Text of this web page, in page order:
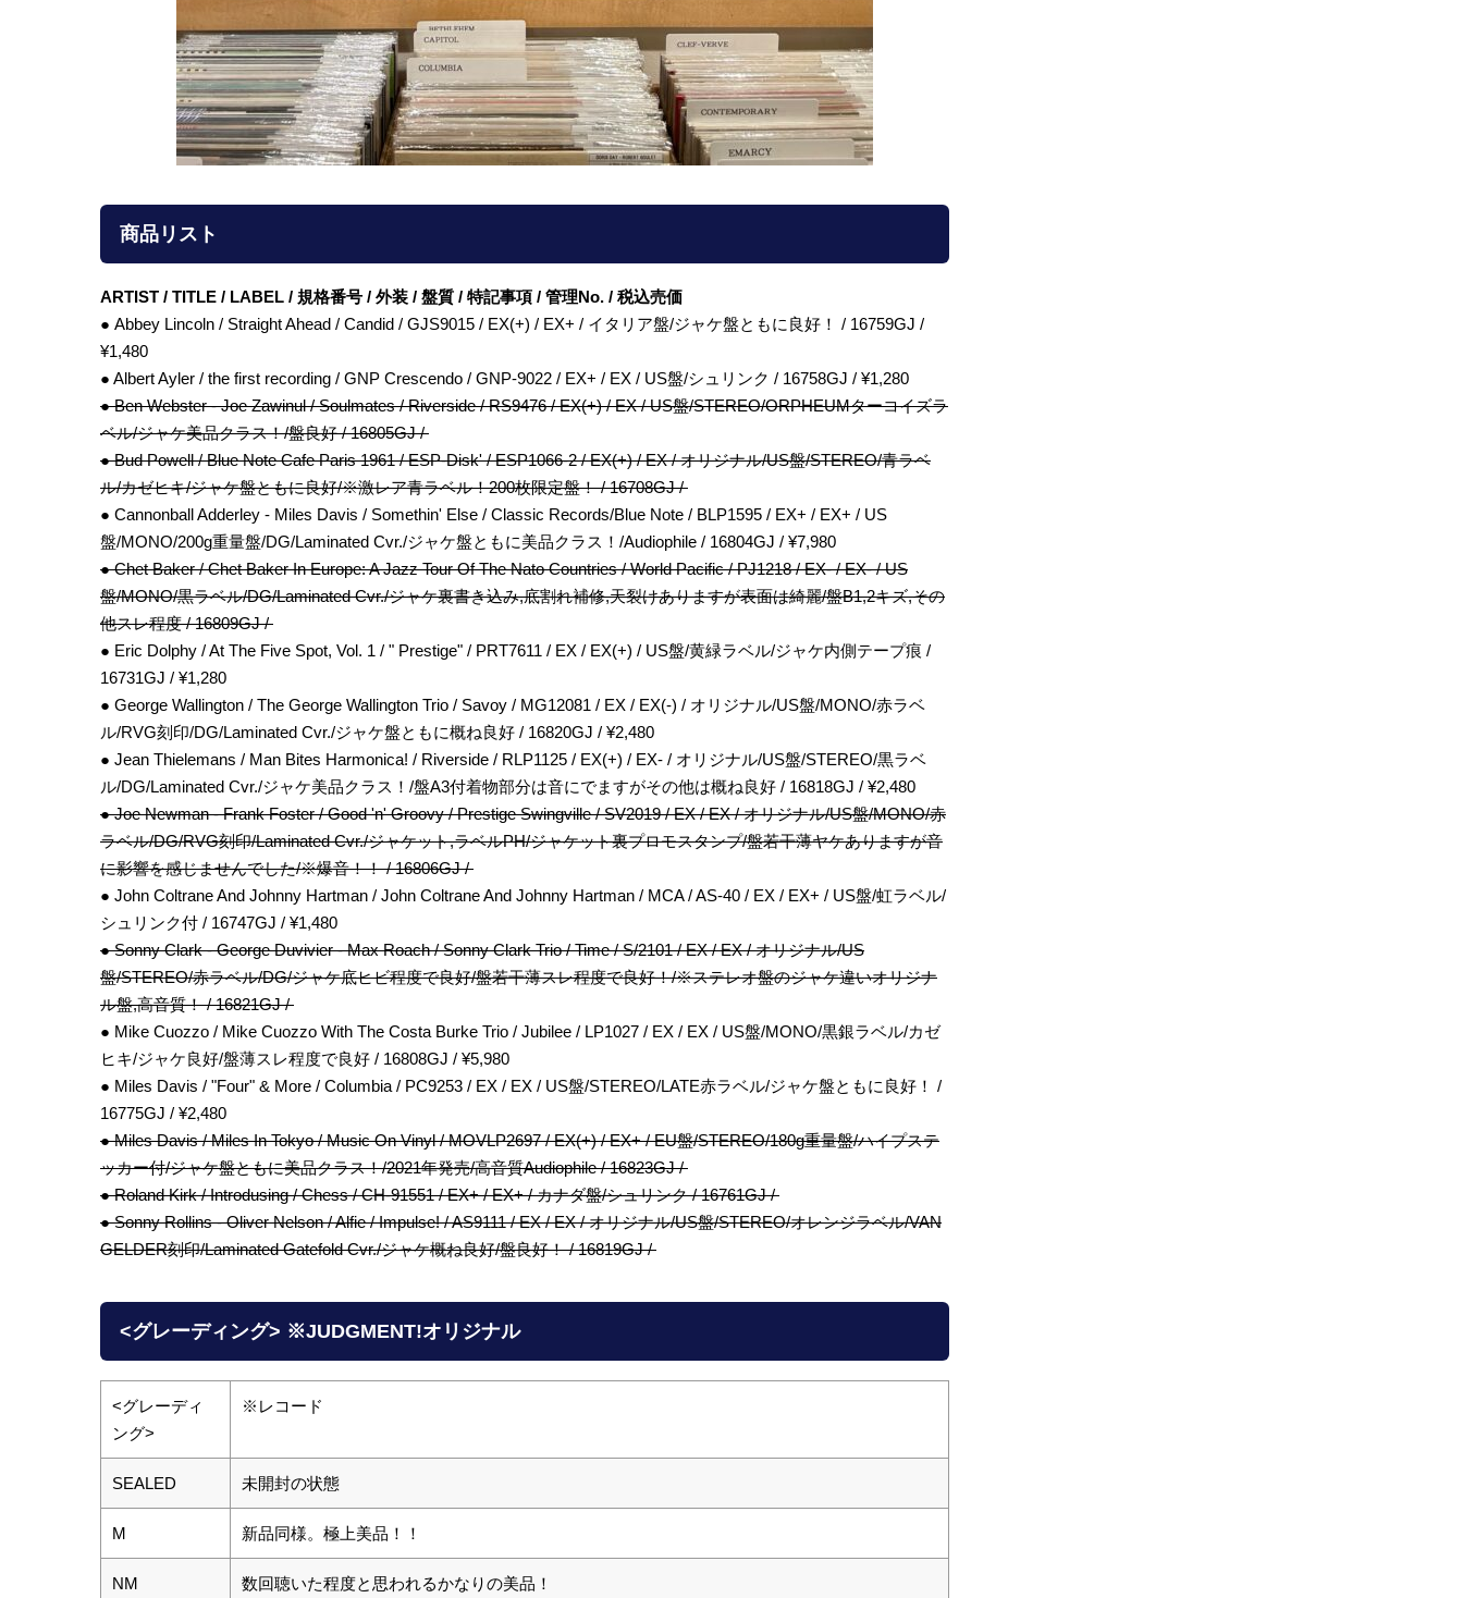
商品リスト
ARTIST / TITLE / LABEL / 規格番号 / 外装 / 盤質 / 特記事項 / 管理No. / 税込売価
● Abbey Lincoln / Straight Ahead / Candid / GJS9015 / EX(+) / EX+ / イタリア盤/ジャケ盤ともに良好！ / 16759GJ /
¥1,480
● Albert Ayler / the first recording / GNP Crescendo / GNP-9022 / EX+ / EX / US盤/シュリンク / 16758GJ / ¥1,280
● Ben Webster - Joe Zawinul / Soulmates / Riverside / RS9476 / EX(+) / EX / US盤/STEREO/ORPHEUMターコイズラ
ベル/ジャケ美品クラス！/盤良好 / 16805GJ /
● Bud Powell / Blue Note Cafe Paris 1961 / ESP-Disk' / ESP1066-2 / EX(+) / EX / オリジナル/US盤/STEREO/青ラベ
ル/カゼヒキ/ジャケ盤ともに良好/※激レア青ラベル！200枚限定盤！ / 16708GJ /
● Cannonball Adderley - Miles Davis / Somethin' Else / Classic Records/Blue Note / BLP1595 / EX+ / EX+ / US
盤/MONO/200g重量盤/DG/Laminated Cvr./ジャケ盤ともに美品クラス！/Audiophile / 16804GJ / ¥7,980
● Chet Baker / Chet Baker In Europe: A Jazz Tour Of The Nato Countries / World Pacific / PJ1218 / EX- / EX- / US
盤/MONO/黒ラベル/DG/Laminated Cvr./ジャケ裏書き込み,底割れ補修,天裂けありますが表面は綺麗/盤B1,2キズ,その
他スレ程度 / 16809GJ /
● Eric Dolphy / At The Five Spot, Vol. 1 / " Prestige" / PRT7611 / EX / EX(+) / US盤/黄緑ラベル/ジャケ内側テープ痕 /
16731GJ / ¥1,280
● George Wallington / The George Wallington Trio / Savoy / MG12081 / EX / EX(-) / オリジナル/US盤/MONO/赤ラベ
ル/RVG刻印/DG/Laminated Cvr./ジャケ盤ともに概ね良好 / 16820GJ / ¥2,480
● Jean Thielemans / Man Bites Harmonica! / Riverside / RLP1125 / EX(+) / EX- / オリジナル/US盤/STEREO/黒ラベ
ル/DG/Laminated Cvr./ジャケ美品クラス！/盤A3付着物部分は音にでますがその他は概ね良好 / 16818GJ / ¥2,480
● Joe Newman - Frank Foster / Good 'n' Groovy / Prestige Swingville / SV2019 / EX / EX / オリジナル/US盤/MONO/赤
ラベル/DG/RVG刻印/Laminated Cvr./ジャケット,ラベルPH/ジャケット裏プロモスタンプ/盤若干薄ヤケありますが音
に影響を感じませんでした/※爆音！！ / 16806GJ /
● John Coltrane And Johnny Hartman / John Coltrane And Johnny Hartman / MCA / AS-40 / EX / EX+ / US盤/虹ラベル/
シュリンク付 / 16747GJ / ¥1,480
● Sonny Clark - George Duvivier - Max Roach / Sonny Clark Trio / Time / S/2101 / EX / EX / オリジナル/US
盤/STEREO/赤ラベル/DG/ジャケ底ヒビ程度で良好/盤若干薄スレ程度で良好！/※ステレオ盤のジャケ違いオリジナ
ル盤,高音質！ / 16821GJ /
● Mike Cuozzo / Mike Cuozzo With The Costa Burke Trio / Jubilee / LP1027 / EX / EX / US盤/MONO/黒銀ラベル/カゼ
ヒキ/ジャケ良好/盤薄スレ程度で良好 / 16808GJ / ¥5,980
● Miles Davis / "Four" & More / Columbia / PC9253 / EX / EX / US盤/STEREO/LATE赤ラベル/ジャケ盤ともに良好！ /
16775GJ / ¥2,480
● Miles Davis / Miles In Tokyo / Music On Vinyl / MOVLP2697 / EX(+) / EX+ / EU盤/STEREO/180g重量盤/ハイプステ
ッカー付/ジャケ盤ともに美品クラス！/2021年発売/高音質Audiophile / 16823GJ /
● Roland Kirk / Introdusing / Chess / CH-91551 / EX+ / EX+ / カナダ盤/シュリンク / 16761GJ /
● Sonny Rollins - Oliver Nelson / Alfie / Impulse! / AS9111 / EX / EX / オリジナル/US盤/STEREO/オレンジラベル/VAN
GELDER刻印/Laminated Gatefold Cvr./ジャケ概ね良好/盤良好！ / 16819GJ /
<グレーディング> ※JUDGMENT!オリジナル
<グレーディ
ング>
※レコード
SEALED 未開封の状態
M 新品同様。極上美品！！
NM 数回聴いた程度と思われるかなりの美品！